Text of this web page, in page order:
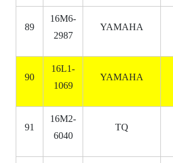
89
16M6-
2987
YAMAHA
90
16L1-
1069
YAMAHA
91
16M2-
6040
TQ